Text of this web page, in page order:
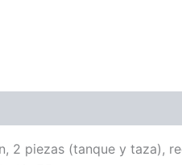
2 piezas (tanque y taza),